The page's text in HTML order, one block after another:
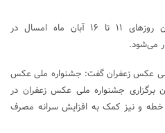
پنجمین جشنواره ملی عکس زعفران روزهای ۱۱ تا ۱۶ آبان ماه امسال در
می‌شود.
عکس زعفران گفت: جشنواره ملی عکس
برگزاری جشنواره ملی عکس زعفران در
خطه و نیز کمک به افزایش سرانه مصرف